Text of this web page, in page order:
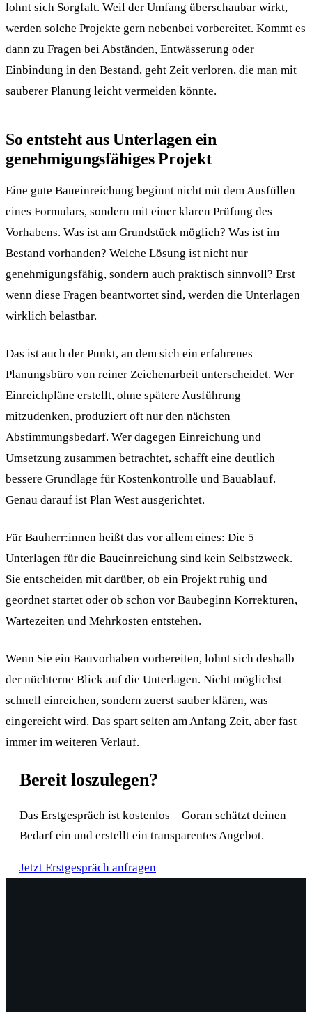
lohnt sich Sorgfalt. Weil der Umfang überschaubar wirkt,
werden solche Projekte gern nebenbei vorbereitet. Kommt es
dann zu Fragen bei Abständen, Entwässerung oder
Einbindung in den Bestand, geht Zeit verloren, die man mit
sauberer Planung leicht vermeiden könnte.
So entsteht aus Unterlagen ein
genehmigungsfähiges Projekt
Eine gute Baueinreichung beginnt nicht mit dem Ausfüllen
eines Formulars, sondern mit einer klaren Prüfung des
Vorhabens. Was ist am Grundstück möglich? Was ist im
Bestand vorhanden? Welche Lösung ist nicht nur
genehmigungsfähig, sondern auch praktisch sinnvoll? Erst
wenn diese Fragen beantwortet sind, werden die Unterlagen
wirklich belastbar.
Das ist auch der Punkt, an dem sich ein erfahrenes
Planungsbüro von reiner Zeichenarbeit unterscheidet. Wer
Einreichpläne erstellt, ohne spätere Ausführung
mitzudenken, produziert oft nur den nächsten
Abstimmungsbedarf. Wer dagegen Einreichung und
Umsetzung zusammen betrachtet, schafft eine deutlich
bessere Grundlage für Kostenkontrolle und Bauablauf.
Genau darauf ist Plan West ausgerichtet.
Für Bauherr:innen heißt das vor allem eines: Die 5
Unterlagen für die Baueinreichung sind kein Selbstzweck.
Sie entscheiden mit darüber, ob ein Projekt ruhig und
geordnet startet oder ob schon vor Baubeginn Korrekturen,
Wartezeiten und Mehrkosten entstehen.
Wenn Sie ein Bauvorhaben vorbereiten, lohnt sich deshalb
der nüchterne Blick auf die Unterlagen. Nicht möglichst
schnell einreichen, sondern zuerst sauber klären, was
eingereicht wird. Das spart selten am Anfang Zeit, aber fast
immer im weiteren Verlauf.
Bereit loszulegen?
Das Erstgespräch ist kostenlos – Goran schätzt deinen
Bedarf ein und erstellt ein transparentes Angebot.
Jetzt Erstgespräch anfragen